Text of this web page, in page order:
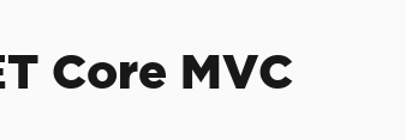
Core MVC